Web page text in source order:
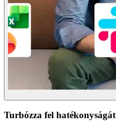
Turbózza fel hatékonyságát